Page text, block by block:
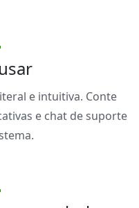
e intuitiva. Conte
e chat de suporte